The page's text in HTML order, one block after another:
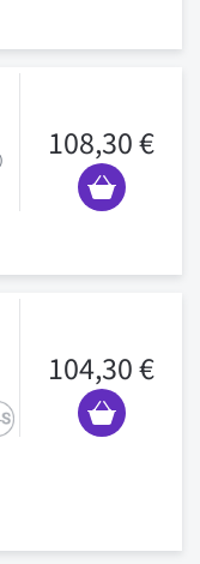
108,30 €
104,30 €